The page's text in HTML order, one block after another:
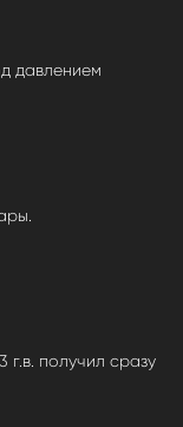
давлением
г.в. получил сразу